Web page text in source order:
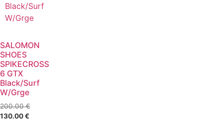
SALOMON
SHOES
SPIKECROSS
6 GTX
Black/Surf
W/Grge
200.00€
130.00€